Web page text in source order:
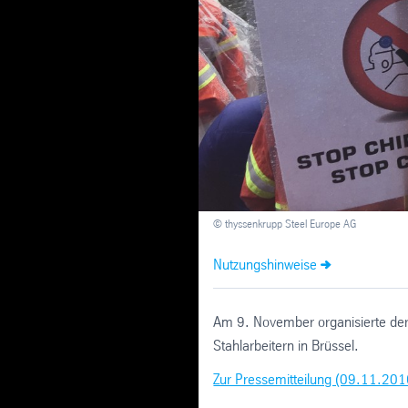
© thyssenkrupp Steel Europe AG
Nutzungshinweise
Am 9. November organisierte
Stahlarbeitern in Brüssel.
Zur Pressemitteilung